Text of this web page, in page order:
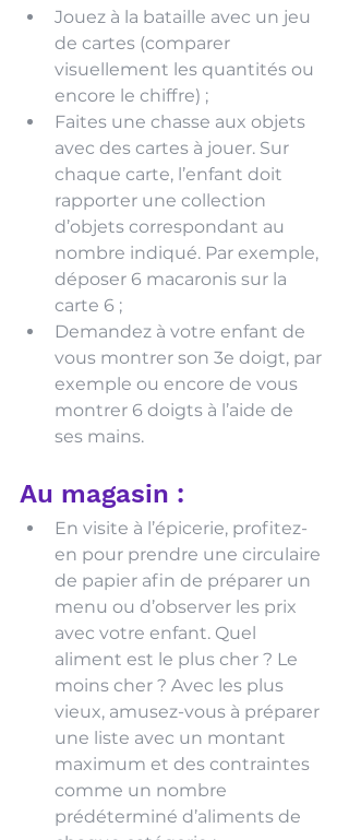
Jouez à la bataille avec un jeu
de cartes (comparer
visuellement les quantités ou
encore le chiffre) ;
Faites une chasse aux objets
avec des cartes à jouer. Sur
chaque carte, l’enfant doit
rapporter une collection
d’objets correspondant au
nombre indiqué. Par exemple,
déposer 6 macaronis sur la
carte 6 ;
Demandez à votre enfant de
vous montrer son 3e doigt, par
exemple ou encore de vous
montrer 6 doigts à l’aide de
ses mains.
Au magasin :
En visite à l’épicerie, profitez-
en pour prendre une circulaire
de papier afin de préparer un
menu ou d’observer les prix
avec votre enfant. Quel
aliment est le plus cher ? Le
moins cher ? Avec les plus
vieux, amusez-vous à préparer
une liste avec un montant
maximum et des contraintes
comme un nombre
prédéterminé d’aliments de